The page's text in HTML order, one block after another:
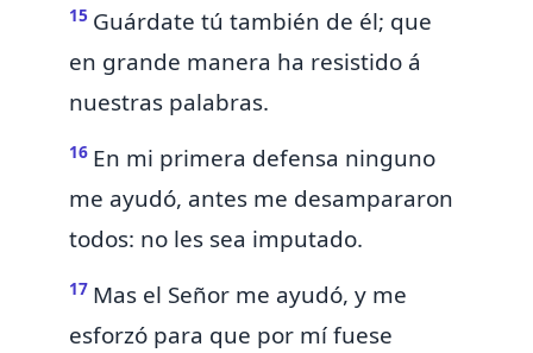
15 Guárdate tú también de él; que
en grande manera ha resistido á
nuestras palabras.
16 En mi primera defensa ninguno
me ayudó, antes me desampararon
todos: no les sea imputado.
17 Mas el Señor me ayudó, y me
esforzó para que por mí fuese